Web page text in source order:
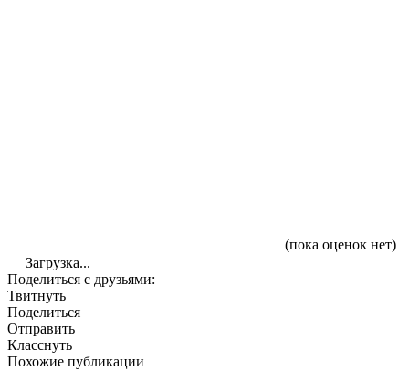
(пока оценок нет)
Загрузка...
Поделиться с друзьями:
Твитнуть
Поделиться
Отправить
Класснуть
Похожие публикации